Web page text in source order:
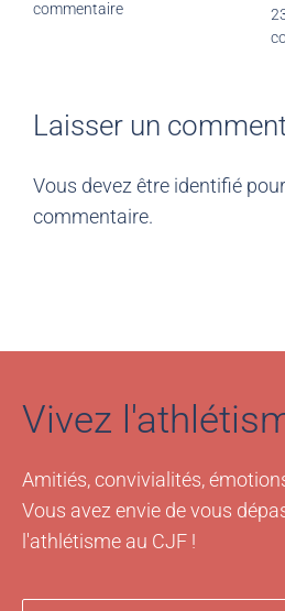
commentaire
Laisser un
Vous devez être identifié
commentaire.
Vivez
Amitiés, convivialités,
Vous avez envie de vous
l'athlétisme au CJF !